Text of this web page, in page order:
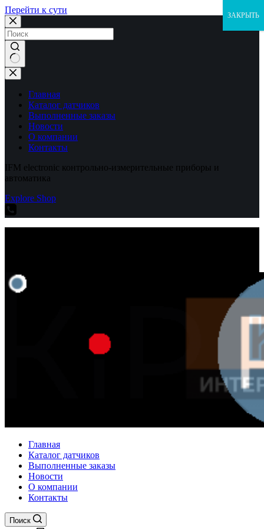
Перейти к сути
Ничего
не
найденоГлавная
Каталог датчиков
Выполненные заказы
Новости
О компании
Контакты
IFM electronic контрольно-измерительные приборы и
автоматика
Explore Shop
Главная
Каталог датчиков
Выполненные заказы
Новости
О компании
Контакты
Поиск
ЗАКРЫТЬ